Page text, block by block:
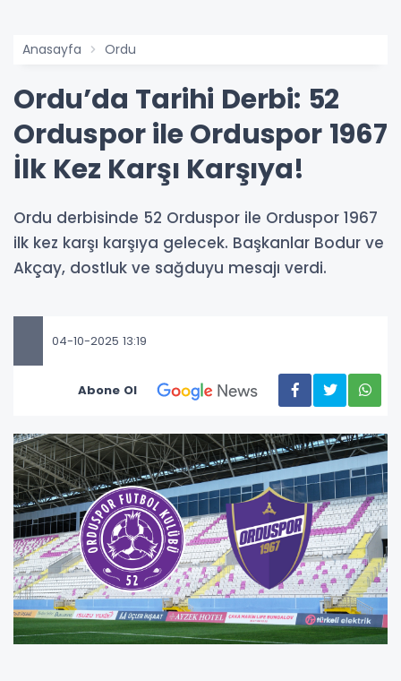
Anasayfa Ordu
Ordu’da Tarihi Derbi: 52
Orduspor ile Orduspor 1967
İlk Kez Karşı Karşıya!
Ordu derbisinde 52 Orduspor ile Orduspor 1967
ilk kez karşı karşıya gelecek. Başkanlar Bodur ve
Akçay, dostluk ve sağduyu mesajı verdi.
04-10-2025 13:19
Abone Ol